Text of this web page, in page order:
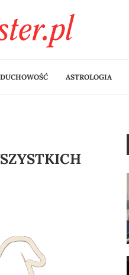
DUCHOWOŚĆ ASTROLOGIA